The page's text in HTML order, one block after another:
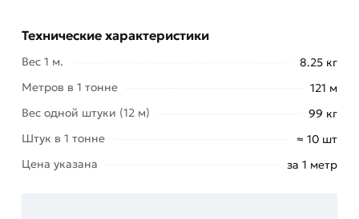
всем
сварки;
переносит
значительные
осевые
нагрузки;
может
Технические характеристики
Вес 1 м.
8.25 кг
Метров в 1 тонне
121 м
Вес одной штуки (12 м)
99 кг
Штук в 1 тонне
≈ 10 шт
Цена указана
за 1 метр